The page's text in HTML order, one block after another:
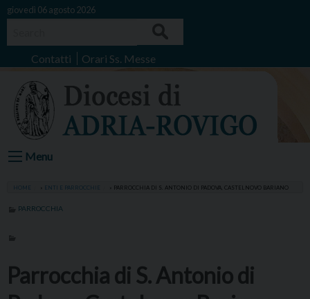
Skip
giovedì 06 agosto 2026
Contatti Orari Ss. Messe
Menu
HOME ENTI E PARROCCHIE PARROCCHIA DI S. ANTONIO DI PADOVA, CASTELNOVO BARIANO
PARROCCHIA
Parrocchia di S. Antonio di